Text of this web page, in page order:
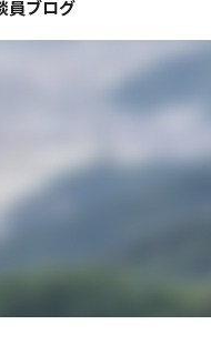
員ブログ